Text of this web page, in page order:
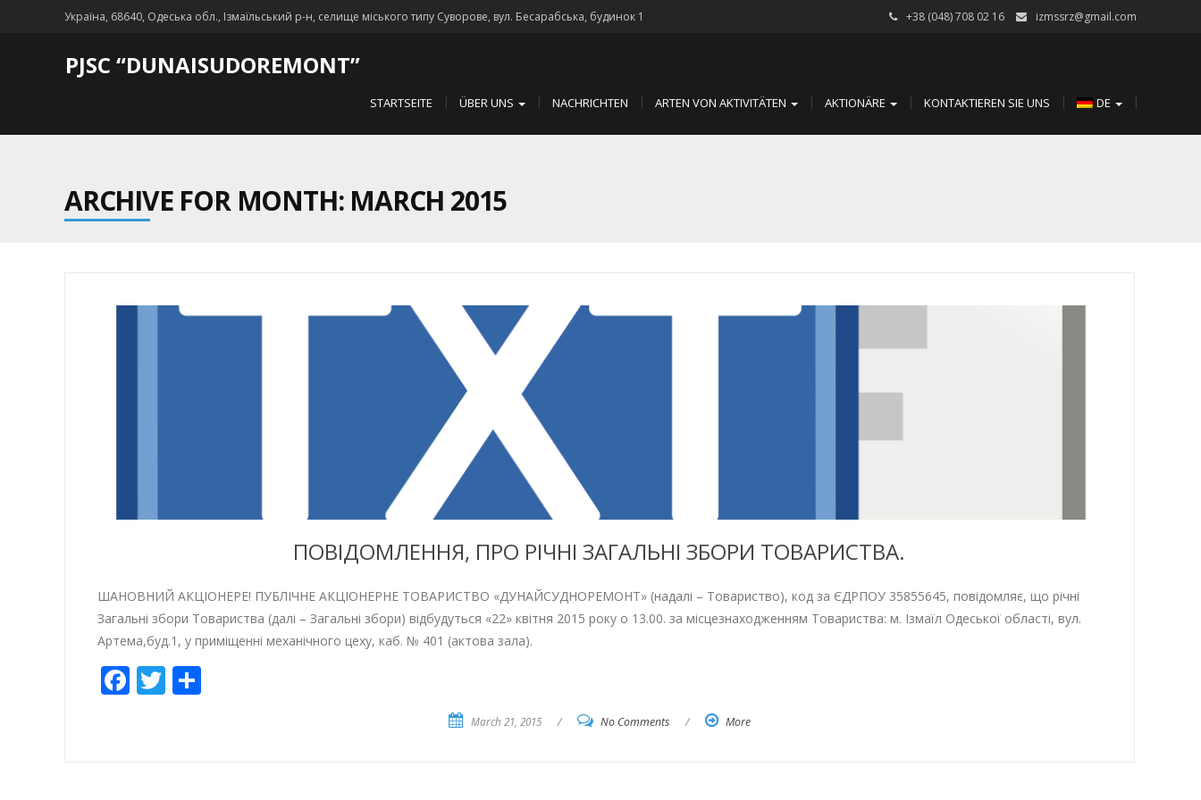
Україна, 68640, Одеська обл., Ізмаїльський р-н, селище міського типу Суворове, вул. Бесарабська, будинок 1 +38 (048) 708 02 16 izmssrz@gmail.com
PJSC “DUNAISUDOREMONT”
STARTSEITE ÜBER UNS NACHRICHTEN ARTEN VON AKTIVITÄTEN AKTIONÄRE KONTAKTIEREN SIE UNS DE
ARCHIVE FOR MONTH: MARCH 2015
ПОВІДОМЛЕННЯ, ПРО РІЧНІ ЗАГАЛЬНІ ЗБОРИ ТОВАРИСТВА.
ШАНОВНИЙ АКЦІОНЕРЕ! ПУБЛІЧНЕ АКЦІОНЕРНЕ ТОВАРИСТВО «ДУНАЙСУДНОРЕМОНТ» (надалі – Товариство), код за ЄДРПОУ 35855645, повідомляє, що річні
Загальні збори Товариства (далі – Загальні збори) відбудуться «22» квітня 2015 року о 13.00. за місцезнаходженням Товариства: м. Ізмаїл Одеської області, вул.
Артема,буд.1, у приміщенні механічного цеху, каб. № 401 (актова зала).
Facebook
Twitter
Empfehlen
March 21, 2015 / No Comments / More